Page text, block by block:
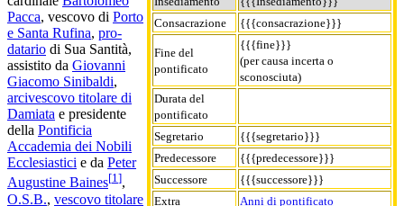
Consacrazione
{{{consacrazione}}}
Fine del
pontificato
{{{fine}}}
(per causa incerta o
sconosciuta)
Durata del
pontificato
Segretario
{{{segretario}}}
Predecessore
{{{predecessore}}}
Successore
{{{successore}}}
Extra
Anni di pontificato
Pacca, vescovo di Porto
e Santa Rufina, pro-
datario di Sua Santità,
assistito da Giovanni
Giacomo Sinibaldi,
arcivescovo titolare di
Damiata e presidente
della Pontificia
Accademia dei Nobili
Ecclesiastici e da Peter
Augustine Baines[1],
O.S.B., vescovo titolare